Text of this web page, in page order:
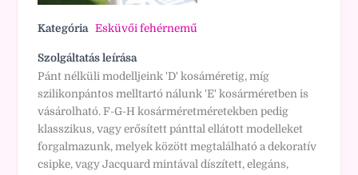
Kategória Esküvői fehérnemű
Szolgáltatás leírása
Pánt nélküli modelljeink 'D' kosáméretig, míg
szilikonpántos melltartó nálunk 'E' kosárméretben is
vásárolható. F-G-H kosárméretméretekben pedig
klasszikus, vagy erősített pánttal ellátott modelleket
forgalmazunk, melyek között megtalálható a dekoratív
csipke, vagy Jacquard mintával díszített, elegáns,